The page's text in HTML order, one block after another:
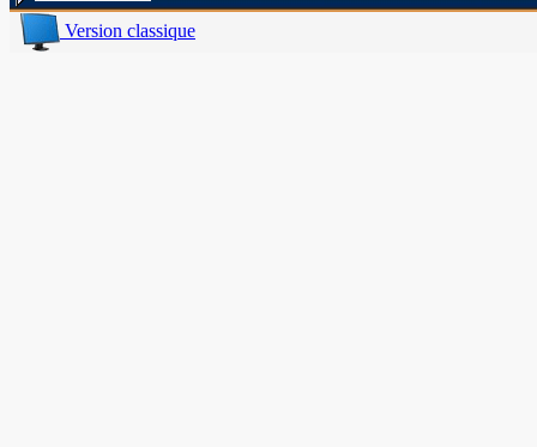
Version classique